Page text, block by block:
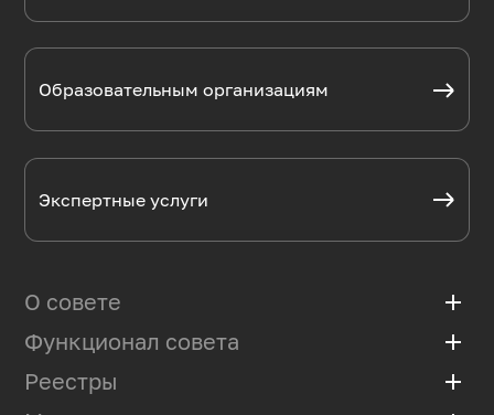
Образовательным организациям
Экспертные услуги
О совете add
Базовая организация
Положение
Функционал совета add
Мониторинг рынка труда
Реестры add